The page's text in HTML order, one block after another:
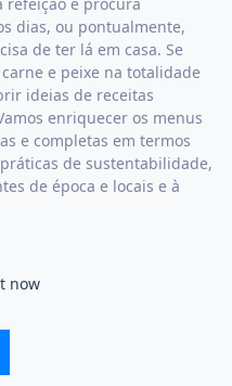
dias, ou pontualmente,
de ter lá em casa. Se
e peixe na totalidade
ideias de receitas
enriquecer os menus
e completas em termos
de sustentabilidade,
de época e locais e à
now